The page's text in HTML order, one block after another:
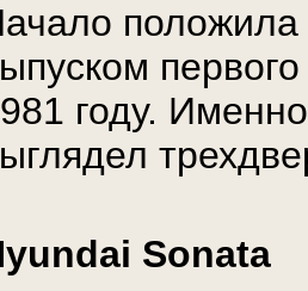
положила
году.
Sonata